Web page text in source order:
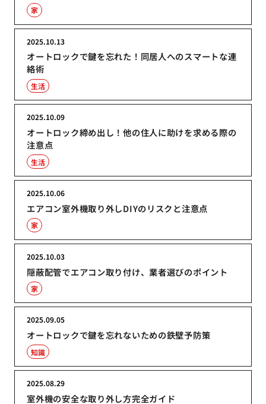
家
オートロックで鍵を忘れた！同居人へのスマートな連
絡術
2025.10.13
生活
オートロック締め出し！他の住人に助けを求める際の
注意点
2025.10.09
生活
エアコン室外機取り外しDIYのリスクと注意点
2025.10.06
家
隠蔽配管でエアコン取り付け、業者選びのポイント
2025.10.03
家
オートロックで鍵を忘れないための鉄壁予防策
2025.09.05
知識
室外機の安全な取り外し方完全ガイド
2025.08.29